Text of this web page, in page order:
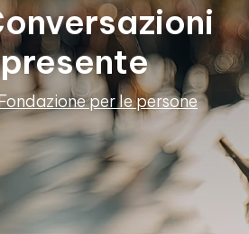
per le persone